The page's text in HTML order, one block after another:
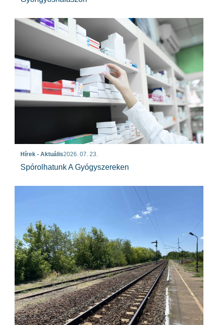
Hírek - Aktuális2026. 07. 23.
Spórolhatunk A Gyógyszereken